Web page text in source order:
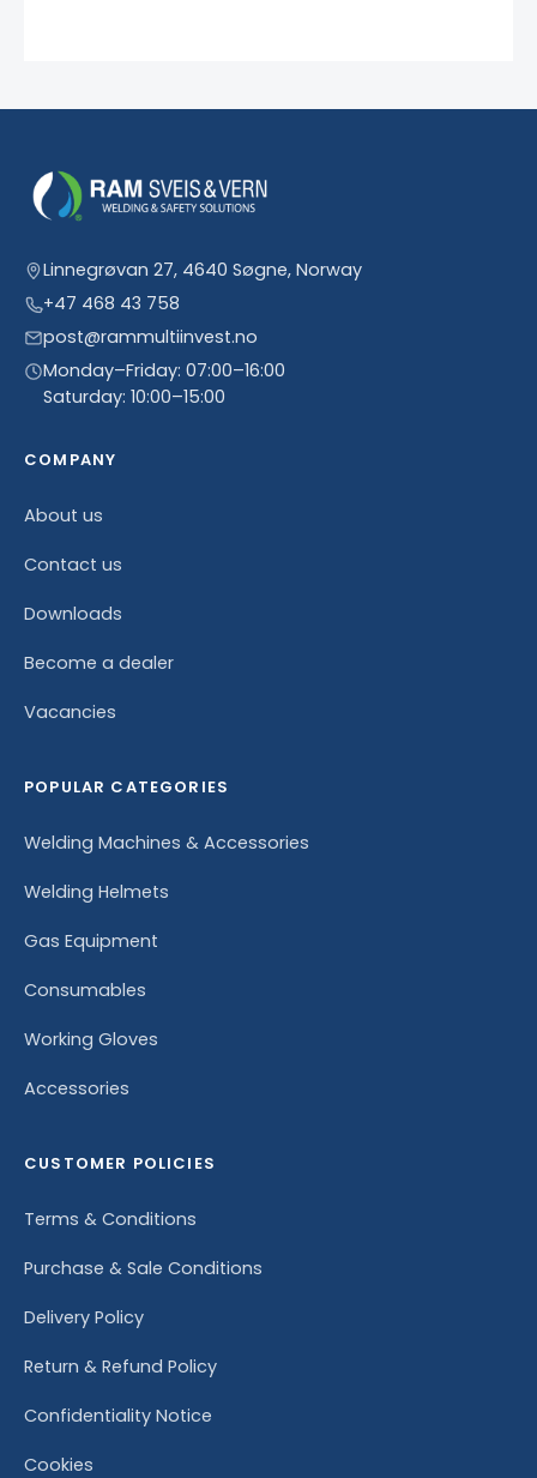
Linnegrøvan 27, 4640 Søgne, Norway
+47 468 43 758
post@rammultiinvest.no
Monday–Friday: 07:00–16:00
Saturday: 10:00–15:00
COMPANY
About us
Contact us
Downloads
Become a dealer
Vacancies
POPULAR CATEGORIES
Welding Machines & Accessories
Welding Helmets
Gas Equipment
Consumables
Working Gloves
Accessories
CUSTOMER POLICIES
Terms & Conditions
Purchase & Sale Conditions
Delivery Policy
Return & Refund Policy
Confidentiality Notice
Cookies